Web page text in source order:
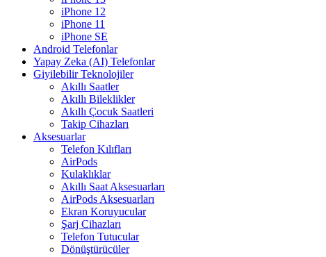
iPhone 12
iPhone 11
iPhone SE
Android Telefonlar
Yapay Zeka (AI) Telefonlar
Giyilebilir Teknolojiler
Akıllı Saatler
Akıllı Bileklikler
Akıllı Çocuk Saatleri
Takip Cihazları
Aksesuarlar
Telefon Kılıfları
AirPods
Kulaklıklar
Akıllı Saat Aksesuarları
AirPods Aksesuarları
Ekran Koruyucular
Şarj Cihazları
Telefon Tutucular
Dönüştürücüler